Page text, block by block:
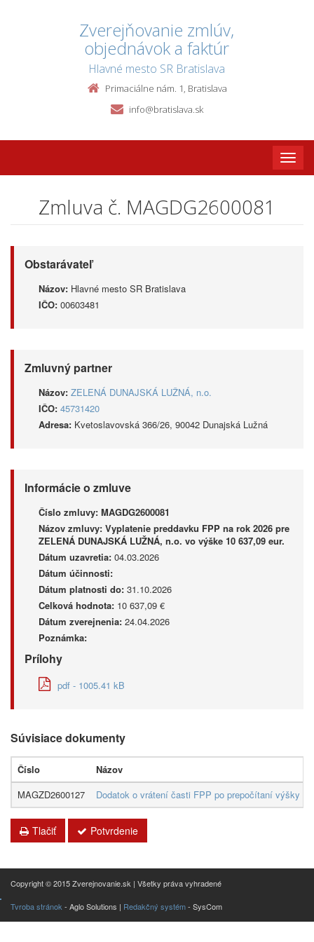
Zverejňovanie zmlúv,
objednávok a faktúr
Hlavné mesto SR Bratislava
Primaciálne nám. 1, Bratislava
info@bratislava.sk
Toggle
Zmluva č. MAGDG2600081
Obstarávateľ
Názov: Hlavné mesto SR Bratislava
IČO: 00603481
Zmluvný partner
Názov: ZELENÁ DUNAJSKÁ LUŽNÁ, n.o.
IČO: 45731420
Adresa: Kvetoslavovská 366/26, 90042 Dunajská Lužná
Informácie o zmluve
Číslo zmluvy: MAGDG2600081
Názov zmluvy: Vyplatenie preddavku FPP na rok 2026 pre
ZELENÁ DUNAJSKÁ LUŽNÁ, n.o. vo výške 10 637,09 eur.
Dátum uzavretia: 04.03.2026
Dátum účinnosti:
Dátum platnosti do: 31.10.2026
Celková hodnota: 10 637,09 €
Dátum zverejnenia: 24.04.2026
Poznámka:
Prílohy
pdf - 1005.41 kB
Súvisiace dokumenty
Číslo
Názov
MAGZD2600127
Dodatok o vrátení časti FPP po prepočítaní výšky
Tlačiť Potvrdenie
Copyright © 2015 Zverejnovanie.sk | Všetky práva vyhradené
Tvroba stránok - Aglo Solutions | Redakčný systém- SysCom